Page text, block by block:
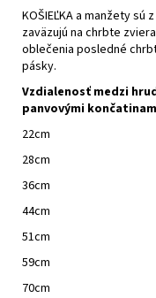
KOŠIEĽKA a manžety
zaväzujú na chrbte
oblečenia posledné
pásky.
Vzdialenosť medzi
panvovými
22cm
28cm
36cm
44cm
51cm
59cm
70cm